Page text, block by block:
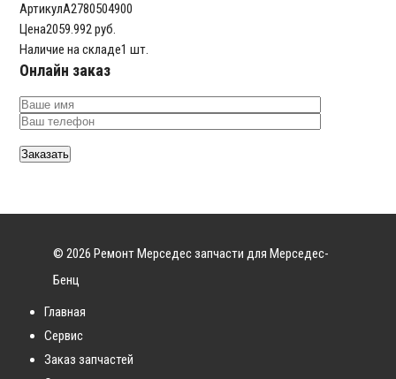
АртикулA2780504900
Цена2059.992 руб.
Наличие на складе1 шт.
Онлайн заказ
© 2026 Ремонт Мерседес запчасти для Мерседес-
Бенц
Главная
Сервис
Заказ запчастей